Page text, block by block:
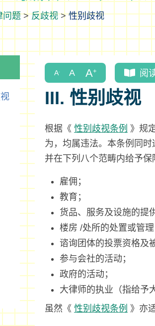
问题>反歧视>性别歧视
阅
III. 性别歧视
根据《 性别歧视条例 》规
为，均属违法。本条例同
并在下列八个范畴内给予保
雇佣；
教育；
货品、服务及设施的提
楼房 /处所的处置或管理
谘询团体的投票资格及
参与会社的活动；
政府的活动；
大律师的执业（指给予
虽然《 性别歧视条例 》亦